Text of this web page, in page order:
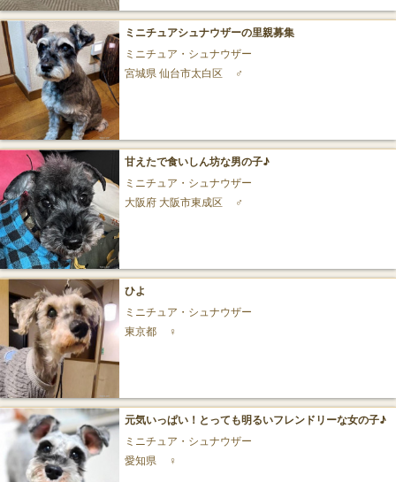
ミニチュアシュナウザーの里親募集
ミニチュア・シュナウザー
宮城県 仙台市太白区
♂
甘えたで食いしん坊な男の子♪
ミニチュア・シュナウザー
大阪府 大阪市東成区
♂
ひよ
ミニチュア・シュナウザー
東京都
♀
元気いっぱい！とっても明るいフレンドリーな女の子♪
ミニチュア・シュナウザー
愛知県
♀